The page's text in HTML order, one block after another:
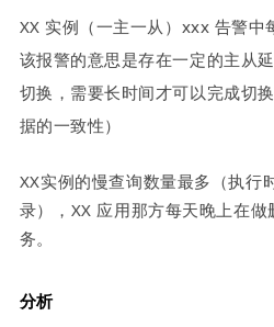
XX 实例（一主一从）xxx 告警中
该报警的意思是存在一定的主从
切换，需要长时间才可以完成切
据的一致性）
XX实例的慢查询数量最多（执行
录），XX 应用那方每天晚上在
务。
分析